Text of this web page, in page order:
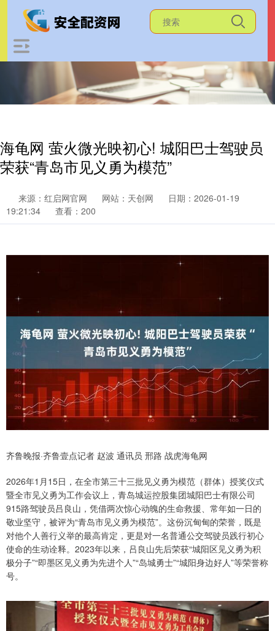
海龟网 萤火微光映初心! 城阳巴士驾驶员
荣获“青岛市见义勇为模范”
来源：红启网官网 网站：天创网
日期：2026-01-19
19:21:34
查看：200
齐鲁晚报·齐鲁壹点记者 赵波 通讯员 邢路 战虎海龟网
2026年1月15日，在全市第三十三批见义勇为模范（群体）授奖仪式
暨全市见义勇为工作会议上，青岛城运控股集团城阳巴士有限公司
915路驾驶员吕良山，凭借两次惊心动魄的生命救援、常年如一日的
敬业坚守，被评为“青岛市见义勇为模范”。这份沉甸甸的荣誉，既是
对他个人善行义举的最高肯定，更是对一名普通公交驾驶员践行初心
使命的生动诠释。2023年以来，吕良山先后荣获“城阳区见义勇为积
极分子”“即墨区见义勇为先进个人”“岛城勇士”“城阳身边好人”等荣誉称
号。